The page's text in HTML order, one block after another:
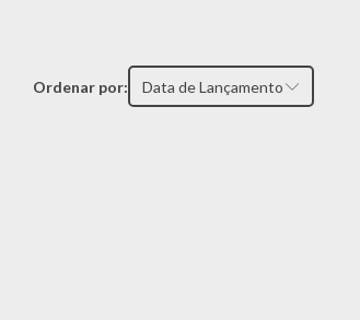
Ordenar por: Data de Lançamento